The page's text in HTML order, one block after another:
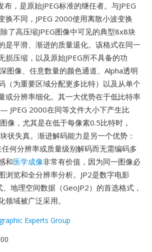
，是原始JPEG标准的继任者。与JPEG
换不同，JPEG 2000使用离散小波变换
了高压缩JPEG图像中可见的典型8x8块
是平滑、渐进的质量退化。该格式在同一
损压缩，以及原始JPEG所不具备的功
图像、任意数量的颜色通道、Alpha透明
（为重要区域分配更多比特）以及从单个
或分辨率细化。其一大优势在于低比特率
JPEG 2000在同等文件大小下产生比
像，尤其是在低于每像素0.5比特时，
状失真。渐进解码能力是另一个优势：
何分辨率或质量级别解码而无需编码多
和医学成像非常有价值，因为同一图像必
浏览和全分辨率分析。JP2是数字电影
、地理空间数据（GeoJP2）的首选格式，
域被广泛采用。
Experts Group